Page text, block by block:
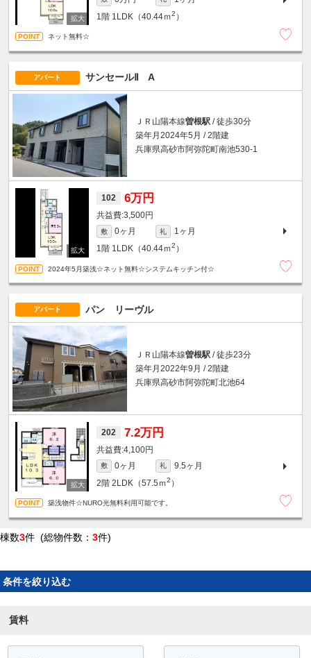
1階 1LDK（40.44ｍ2 ）
ネット無料☆
アパート サンセールⅡ A
ＪＲ山陽本線曽根駅 / 徒歩30分
築年月2024年5月 / 2階建
兵庫県高砂市阿弥陀町南池530-1
102 6万円
3,500円
敷 0ヶ月 礼
1ヶ月
1階 1LDK（40.44ｍ2 ）
2024年5月築浅☆ネット無料☆システムキッチン付☆
アパート パン リーヴル
ＪＲ山陽本線曽根駅 / 徒歩23分
築年月2022年9月 / 2階建
兵庫県高砂市阿弥陀町北池64
202 7.2万円
4,100円
敷 0ヶ月 礼
9.5ヶ月
2階 2LDK（57.5ｍ2 ）
築浅物件☆NURO光無料利用可能です。
棟数3件 (総物件数： 3件)
条件を絞り込む
賃料